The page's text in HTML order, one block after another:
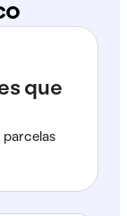
que
parcelas